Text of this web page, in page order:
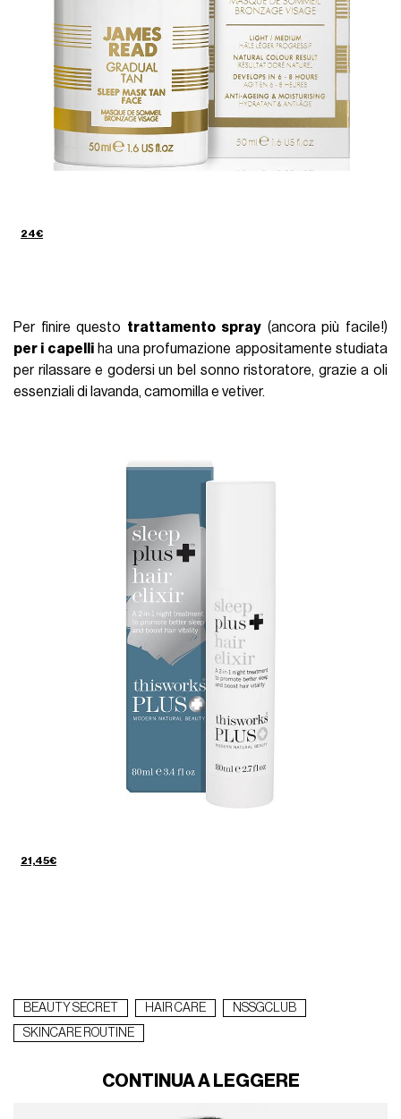
24€
Per finire questo trattamento spray(ancora più facile!)
per i capelliha una profumazione appositamente studiata
per rilassare e godersi un bel sonno ristoratore, grazie a oli
essenziali di lavanda, camomilla e vetiver.
21,45€
BEAUTY SECRET HAIR CARE
NSSGCLUB
SKINCARE ROUTINE
CONTINUA A LEGGERE